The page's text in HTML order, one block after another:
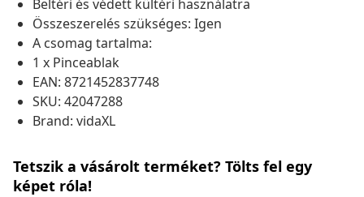
Beltéri és védett kültéri használatra
Összeszerelés szükséges: Igen
A csomag tartalma:
1 x Pinceablak
EAN: 8721452837748
SKU: 42047288
Brand: vidaXL
Tetszik a vásárolt terméket? Tölts fel egy
képet róla!